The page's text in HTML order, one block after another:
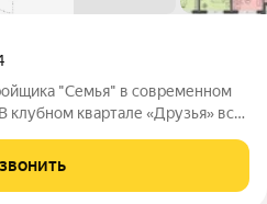
"Семья" в современном
квартале «Друзья» все
детей и антикафе для
1,5